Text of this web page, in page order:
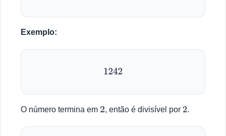
Exemplo:
1242
O número termina em 2, então é divisível por 2.